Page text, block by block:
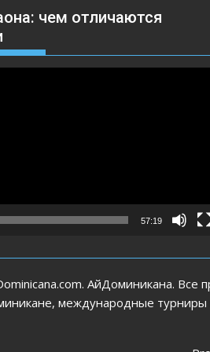
чем отличаются
57:19
АйДоминикана. Все
международные турниры